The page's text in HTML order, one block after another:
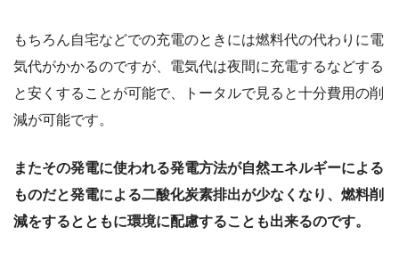
もちろん自宅などでの充電のときには燃料代の代わりに電
気代がかかるのですが、電気代は夜間に充電するなどする
と安くすることが可能で、トータルで見ると十分費用の削
減が可能です。
またその発電に使われる発電方法が自然エネルギーによる
ものだと発電による二酸化炭素排出が少なくなり、燃料削
減をするとともに環境に配慮することも出来るのです。